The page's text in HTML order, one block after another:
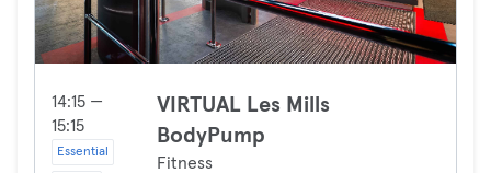
14:15 —
15:15
Essential
VIRTUAL Les Mills
BodyPump
Fitness